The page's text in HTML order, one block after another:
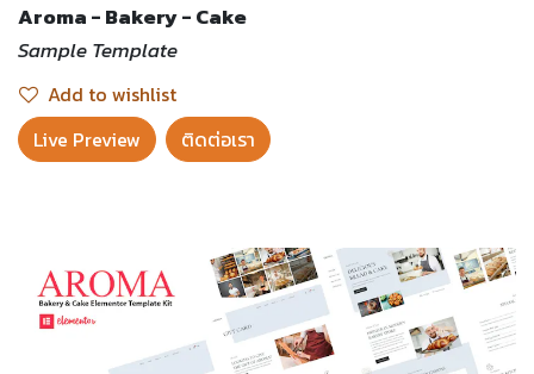
Aroma - Bakery - Cake
Sample Template
Add to wishlist
Live Preview​
ติดต่อเรา